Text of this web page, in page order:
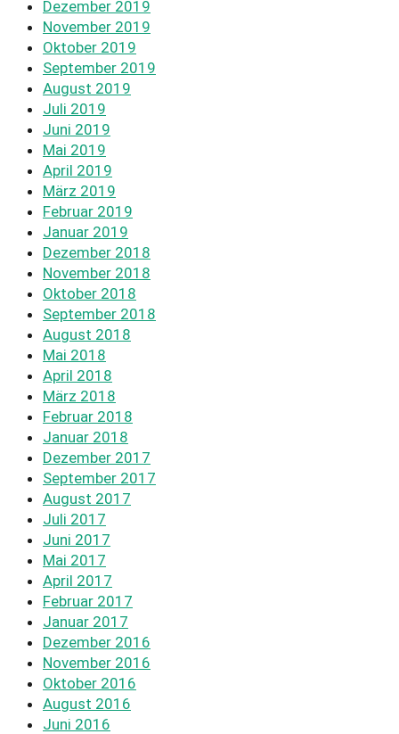
Dezember 2019
November 2019
Oktober 2019
September 2019
August 2019
Juli 2019
Juni 2019
Mai 2019
April 2019
März 2019
Februar 2019
Januar 2019
Dezember 2018
November 2018
Oktober 2018
September 2018
August 2018
Mai 2018
April 2018
März 2018
Februar 2018
Januar 2018
Dezember 2017
September 2017
August 2017
Juli 2017
Juni 2017
Mai 2017
April 2017
Februar 2017
Januar 2017
Dezember 2016
November 2016
Oktober 2016
August 2016
Juni 2016